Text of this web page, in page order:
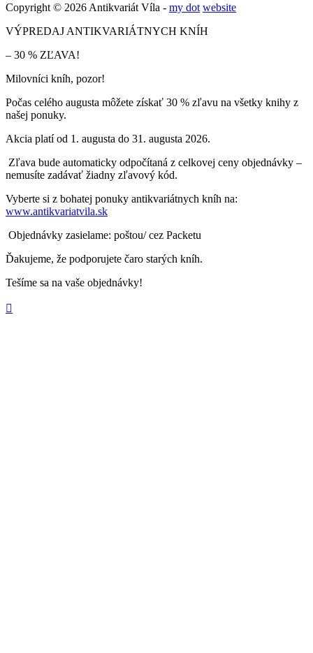
Copyright © 2026 Antikvariát Víla - my dot website
VÝPREDAJ ANTIKVARIÁTNYCH KNÍH
– 30 % ZĽAVA!
Milovníci kníh, pozor!
Počas celého augusta môžete získať 30 % zľavu na všetky knihy z
našej ponuky.
Akcia platí od 1. augusta do 31. augusta 2026.
Zľava bude automaticky odpočítaná z celkovej ceny objednávky –
nemusíte zadávať žiadny zľavový kód.
Vyberte si z bohatej ponuky antikvariátnych kníh na:
www.antikvariatvila.sk
Objednávky zasielame: poštou/ cez Packetu
Ďakujeme, že podporujete čaro starých kníh.
Tešíme sa na vaše objednávky!
